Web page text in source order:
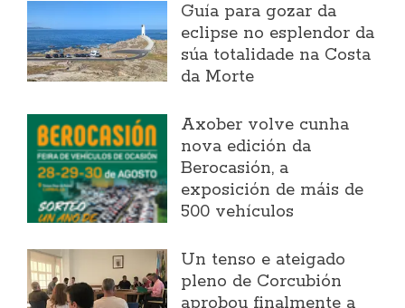
Guía para gozar da
eclipse no esplendor da
súa totalidade na Costa
da Morte
Axober volve cunha
nova edición da
Berocasión, a
exposición de máis de
500 vehículos
Un tenso e ateigado
pleno de Corcubión
aprobou finalmente a